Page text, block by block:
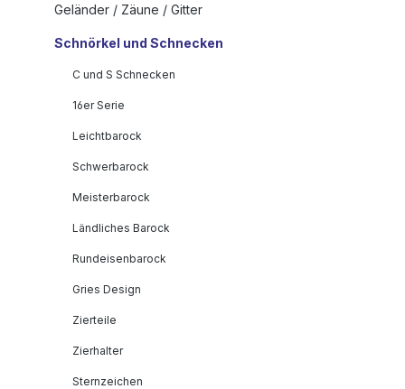
Geländer / Zäune / Gitter
Schnörkel und Schnecken
C und S Schnecken
16er Serie
Leichtbarock
Schwerbarock
Meisterbarock
Ländliches Barock
Rundeisenbarock
Gries Design
Zierteile
Zierhalter
Sternzeichen